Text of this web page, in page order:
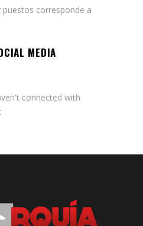
corresponde a
MEDIA
connected with